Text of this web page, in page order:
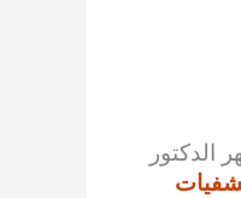
الدكتور